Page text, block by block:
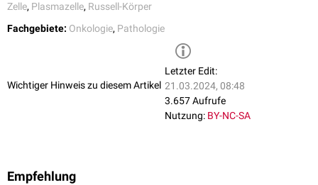
Zelle, Plasmazelle, Russell-Körper
Fachgebiete: Onkologie, Pathologie
Wichtiger Hinweis zu diesem Artikel
Letzter Edit:
21.03.2024, 08:48
3.657 Aufrufe
Nutzung: BY-NC-SA
Empfehlung